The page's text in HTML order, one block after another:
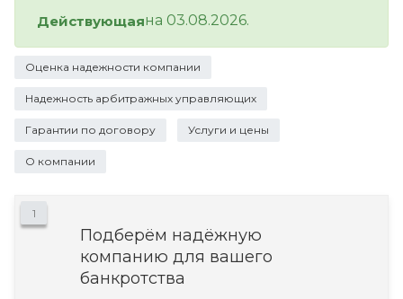
Действующаяна 03.08.2026.
Оценка надежности компании
Надежность арбитражных управляющих
Гарантии по договору Услуги и цены
О компании
1
Подберём надёжную
компанию для вашего
банкротства